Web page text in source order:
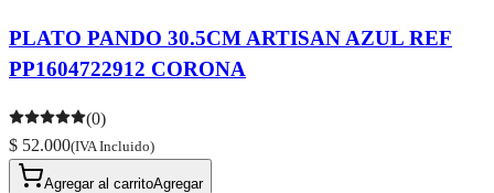
PLATO PANDO 30.5CM ARTISAN AZUL REF
PP1604722912 CORONA
(0)
$ 52.000(IVA Incluido)
Agregar al carritoAgregar